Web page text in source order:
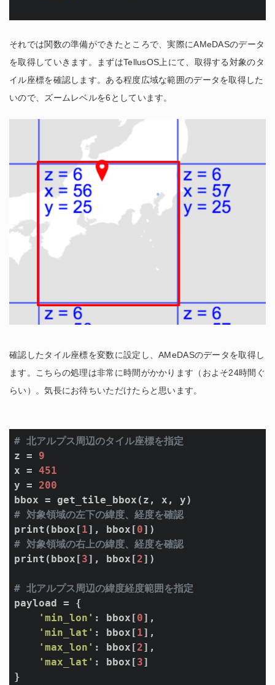
それでは関数の準備ができたところで、実際にAMeDASのデータ
を取得していきます。まずはTellusOS上にて、取得する対象のタ
イル座標を確認します。ある程度広域な範囲のデータを取得した
いので、ズームレベルを6としています。
確認したタイル座標を変数に設定し、AMeDASのデータを取得し
ます。こちらの処理は非常に時間がかかります（およそ24時間ぐ
らい）。気長にお待ちいただけたらと思います。
# 北アルプス周辺のタイル座標を指定
z = 9
x = 451
y = 200
# 対象領域の左下の緯度、経度を確認
print(bbox[1], bbox[0
# 対象領域の右上の緯度、経度を確認
print(bbox[3], bbox[2])
# 北アルプス周辺の緯度経度範囲を指定
payload = {
'min_lon' : bbox[0],
'min_lat' : bbox[1],
'max_lon' : bbox[2],
'max_lat' : bbox[3]
}